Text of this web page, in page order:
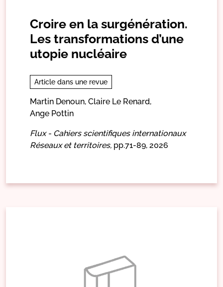
Croire en la surgénération.
Les transformations d’une
utopie nucléaire
Article dans une revue
Martin Denoun, Claire Le Renard,
Ange Pottin
Flux - Cahiers scientifiques internationaux
Réseaux et territoires, pp.71-89, 2026